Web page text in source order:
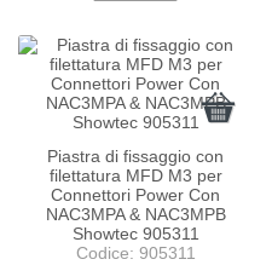
Piastra di fissaggio con
filettatura MFD M3 per
Connettori Power Con
NAC3MPA & NAC3MPB
Showtec 905311
Codice: 905311